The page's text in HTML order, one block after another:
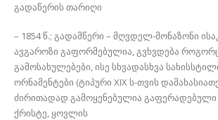
გადაწერის თარიღი
– 1854 წ.; გადამწერი – მღვდელ-მონაზონი
ავგაროზი გაფორმებულია, გვხვდება
გამოსახულებები, ისე სხვადასხვა
ორნამენტები (ტიპური XIX ს-თვის
ძირითადად გამოყენებულია გაფერადებული
ქრისტე, ყოვლის